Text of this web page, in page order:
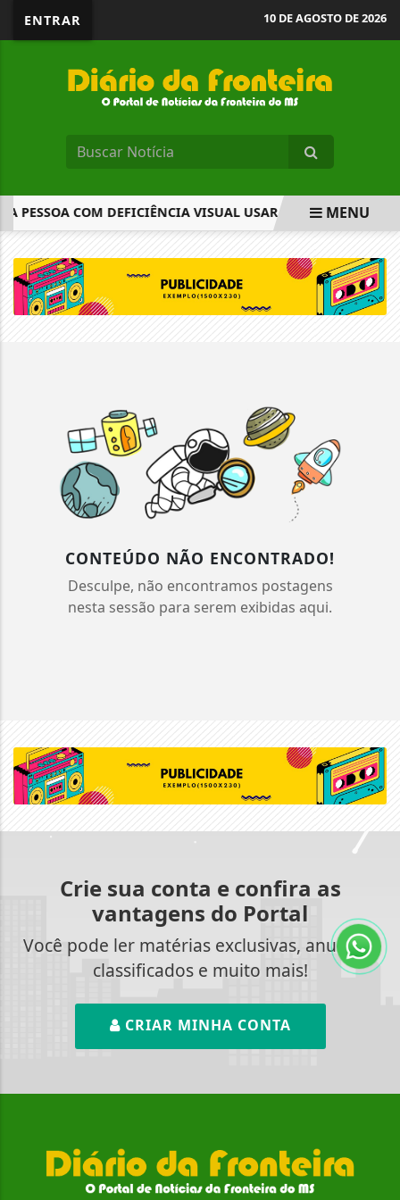
ENTRAR 10 DE AGOSTO DE 2026
PESSOA COM DEFICIÊNCIA VISUAL USAR ÓCULOSMENU
CONTEÚDO NÃO ENCONTRADO!
Desculpe, não encontramos postagens
nesta sessão para serem exibidas aqui.
Crie sua conta e confira as
vantagens do Portal
Você pode ler matérias exclusivas, anunciar
classificados e muito mais!
CRIAR MINHA CONTA